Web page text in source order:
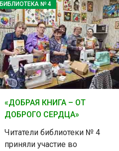
БИБЛИОТЕКА № 4
«ДОБРАЯ КНИГА – ОТ
ДОБРОГО СЕРДЦА»
Читатели библиотеки № 4
приняли участие во